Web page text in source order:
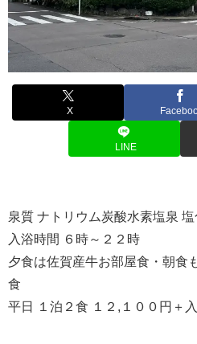
X
LINE
泉質 ナトリウム炭酸水素塩泉 塩
入浴時間 ６時～２２時
夕食は佐賀産牛お部屋食・朝食
食
平日 １泊２食 １２,１００円＋